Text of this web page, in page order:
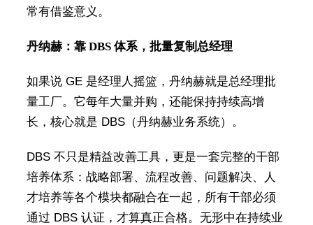
常有借鉴意义。
丹纳赫：靠 DBS 体系，批量复制总经理
如果说 GE 是经理人摇篮，丹纳赫就是总经理批
量工厂。它每年大量并购，还能保持持续高增
长，核心就是 DBS（丹纳赫业务系统）。
DBS 不只是精益改善工具，更是一套完整的干部
培养体系：战略部署、流程改善、问题解决、人
才培养等各个模块都融合在一起，所有干部必须
通过 DBS 认证，才算真正合格。无形中在持续业